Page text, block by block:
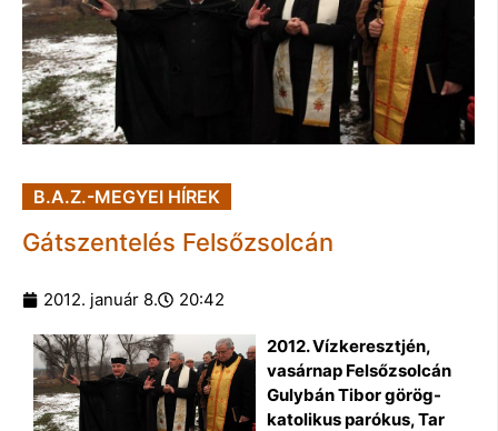
B.A.Z.-MEGYEI HÍREK
Gátszentelés Felsőzsolcán
2012. január 8. 20:42
2012. Vízkeresztjén,
vasárnap Felsőzsolcán
Gulybán Tibor görög-
katolikus parókus, Tar